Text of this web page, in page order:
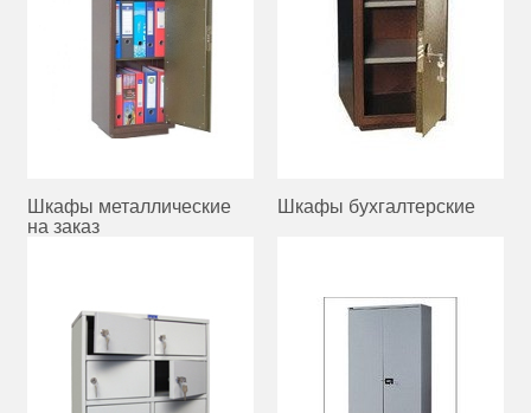
Шкафы металлические
на заказ
Шкафы бухгалтерские